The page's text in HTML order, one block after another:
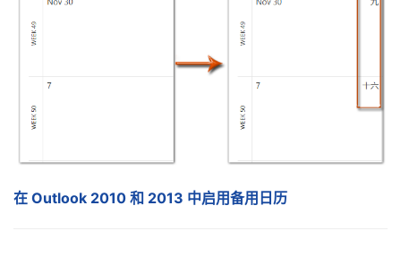
在 Outlook 2010 和 2013 中启用备用日历